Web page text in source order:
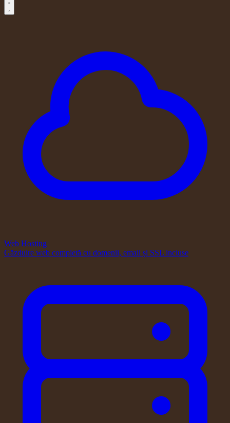
Web Hosting
Găzduire web completă cu domenii, email și SSL incluse